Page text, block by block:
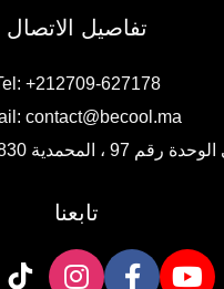
تفاصيل الاتصال
+212709-627178
contact@becool.ma
رقم 97 ، المحمدية 28830 ، المغرب
تابعنا